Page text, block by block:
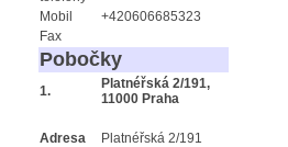
Mobil
+420606685323
Fax
Pobočky
1.
Platnéřská 2/191,
11000 Praha
Adresa
Platnéřská 2/191